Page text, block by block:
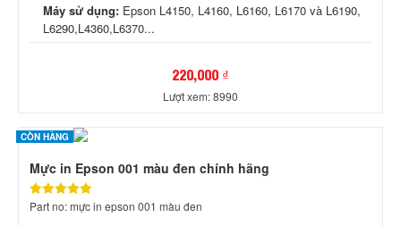
Máy sử dụng: Epson L4150, L4160, L6160, L6170 và L6190,
L6290,L4360,L6370...
220,000 ₫
Lượt xem: 8990
CÒN HÀNG
Mực in Epson 001 màu đen chính hãng
Part no: mực in epson 001 màu đen